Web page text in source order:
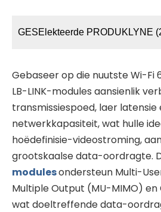
GESElekteerde PRODUKLYNE
Gebaseer op die nuutste Wi-Fi
LB-LINK-modules aansienlik
transmissiespoed, laer
netwerkkapasiteit, wat hulle
hoëdefinisie-videostroming,
grootskaalse data-oordragte.
modulesondersteun Multi-
Multiple Output (MU-MIMO) en
wat doeltreffende data-